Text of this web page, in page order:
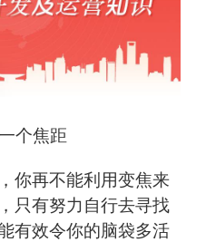
个焦距
再不能利用变焦来
只有努力自行去寻找
有效令你的脑袋多活